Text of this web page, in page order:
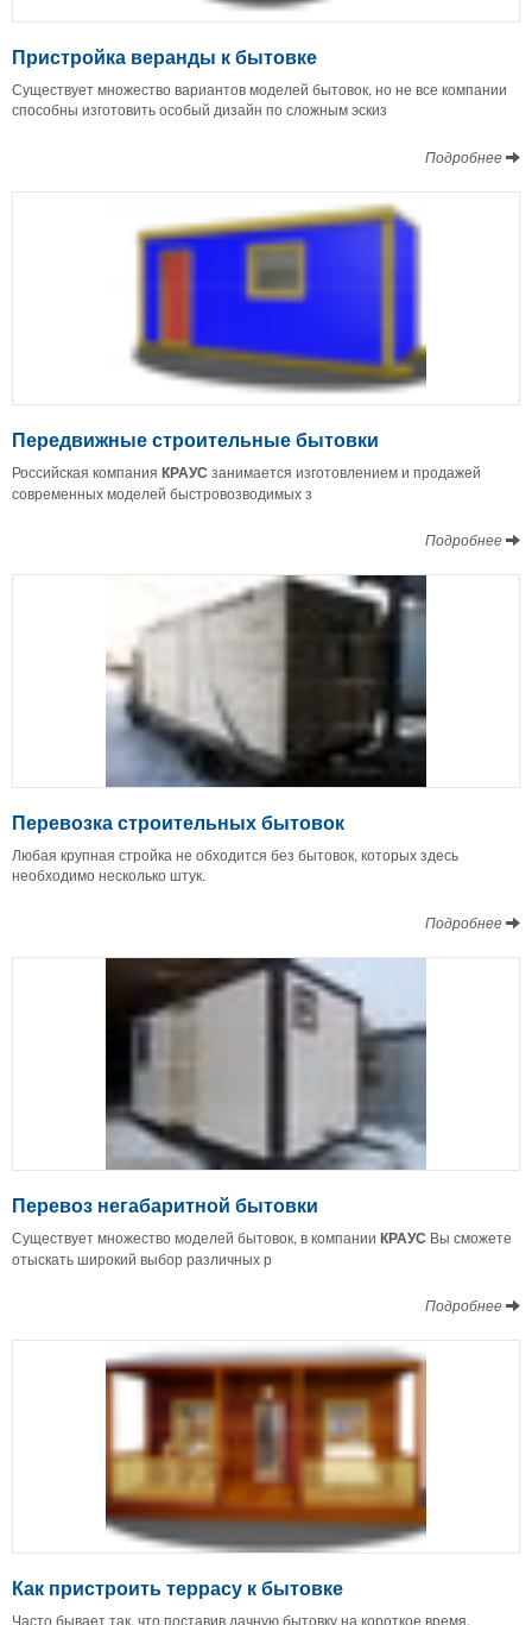
Пристройка веранды к бытовке
Существует множество вариантов моделей бытовок, но не все компании
способны изготовить особый дизайн по сложным эскиз
Подробнее
Передвижные строительные бытовки
Российская компания КРАУС занимается изготовлением и продажей
современных моделей быстровозводимых з
Подробнее
Перевозка строительных бытовок
Любая крупная стройка не обходится без бытовок, которых здесь
необходимо несколько штук.
Подробнее
Перевоз негабаритной бытовки
Существует множество моделей бытовок, в компании КРАУС Вы сможете
отыскать широкий выбор различных р
Подробнее
Как пристроить террасу к бытовке
Часто бывает так, что поставив дачную бытовку на короткое время,